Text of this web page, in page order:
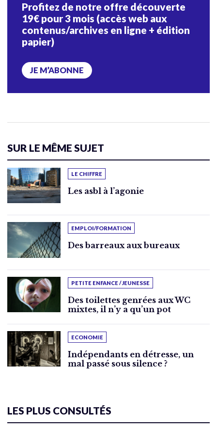
Profitez de notre offre découverte
19€ pour 3 mois (accès web aux
contenus/archives en ligne + édition
papier)
JE M’ABONNE
SUR LE MÊME SUJET
LE CHIFFRE
Les asbl à l’agonie
EMPLOI/FORMATION
Des barreaux aux bureaux
PETITE ENFANCE / JEUNESSE
Des toilettes genrées aux WC
mixtes, il n’y a qu’un pot
ECONOMIE
Indépendants en détresse, un
mal passé sous silence ?
LES PLUS CONSULTÉS